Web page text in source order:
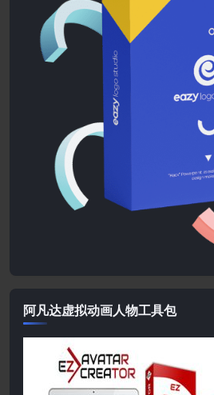
阿凡达虚拟动画人物工具包